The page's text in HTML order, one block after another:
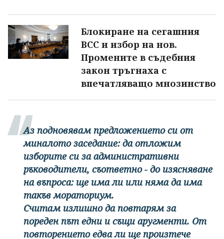
Блокиране на сегашния
ВСС и избор на нов.
Промените в съдебния
закон тръгнаха с
впечатляващо мнозинство
Аз подновявам предложението си от
миналото заседание: да отложим
изборите си за административни
ръководители, съответно - до изясняване
на въпроса: ще има ли или няма да има
такъв мораториум.
Считам излишно да повтарям за
пореден път едни и същи аругменти. От
повторението едва ли ще произтече